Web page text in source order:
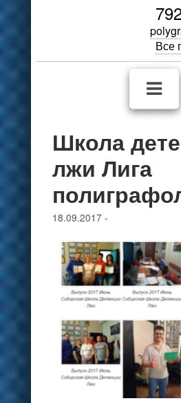
Все
Школа
лжи Лига
18.09.2017 -